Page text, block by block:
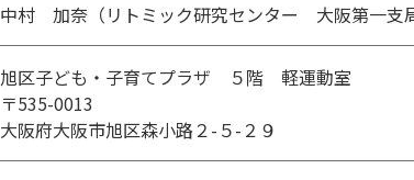
中村 加奈（リトミック研究センター 大阪第一支
旭区子ども・子育てプラザ ５階 軽運動室
〒535-0013
大阪府大阪市旭区森小路２-５-２９